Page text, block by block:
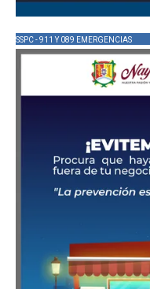
SSPC - 911 Y 089 EMERGENCIAS